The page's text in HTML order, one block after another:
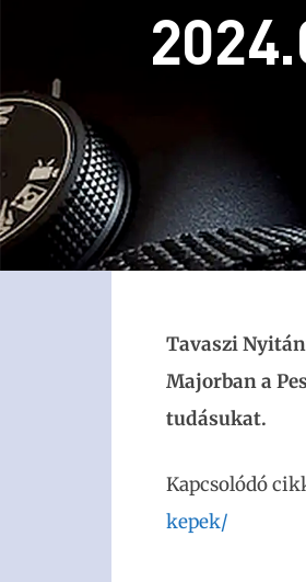
Tavaszi
Majorbana
tudásukat.
Kapcsolódó
kepek/